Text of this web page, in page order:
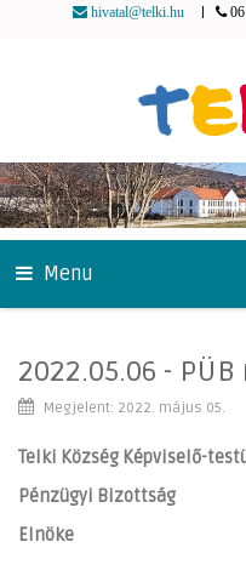
hivatal@telki.hu 06
Menu
2022.05.06 -
Megjelent: 2022. május 05.
Telki Község Képviselő-
Pénzügyi Bizottság
Elnöke